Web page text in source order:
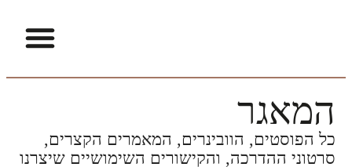
המאגר
כל הפוסטים, הוובינרים, המאמרים הקצרים,
סרטוני ההדרכה, והקישורים השימושיים שיצרנו